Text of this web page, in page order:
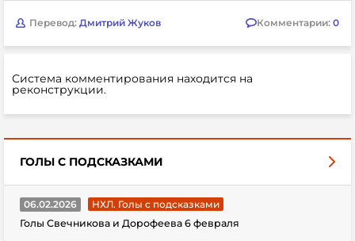
Перевод: Дмитрий Жуков Комментарии: 0
Система комментирования находится на
реконструкции.
ГОЛЫ С ПОДСКАЗКАМИ
06.02.2026
НХЛ. Голы с подсказками
Голы Свечникова и Дорофеева 6 февраля